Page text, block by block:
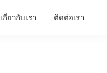
เกี่ยวกับเรา ติดต่อเรา